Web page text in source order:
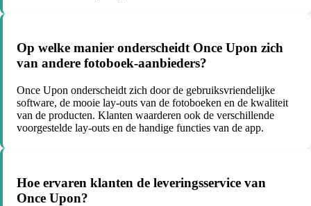
Op welke manier onderscheidt Once Upon zich
van andere fotoboek-aanbieders?
Once Upon onderscheidt zich door de gebruiksvriendelijke
software, de mooie lay-outs van de fotoboeken en de kwaliteit
van de producten. Klanten waarderen ook de verschillende
voorgestelde lay-outs en de handige functies van de app.
Hoe ervaren klanten de leveringsservice van
Once Upon?